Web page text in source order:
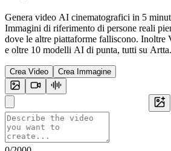
Genera video AI cinematografici in 5
Immagini di riferimento di persone reali
dove le altre piattaforme falliscono. Inoltre
e oltre 10 modelli AI di punta, tutti su Artta.
Crea Video Crea Immagine